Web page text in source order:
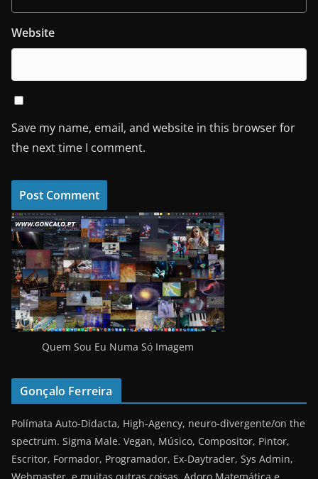
Website
Save my name, email, and website in this browser for
the next time I comment.
Quem Sou Eu Numa Só Imagem
Gonçalo Ferreira
Polímata Auto-Didacta, High-Agency, neuro-divergente/on the
spectrum. Sigma Male. Vegan, Músico, Compositor, Pintor,
Escritor, Formador, Programador, Ex-Daytrader, Sys Admin,